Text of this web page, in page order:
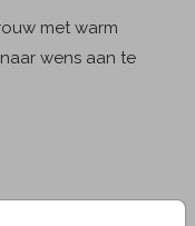
met warm
wens aan te